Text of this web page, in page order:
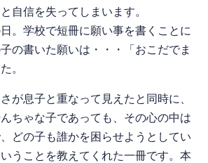
自信を失ってしまいます。
。学校で短冊に願い事を書くことに
の書いた願いは・・・「おこだでま
た。
が息子と重なって見えたと同時に、
ちゃな子であっても、その心の中は
どの子も誰かを困らせようとしてい
うことを教えてくれた一冊です。本